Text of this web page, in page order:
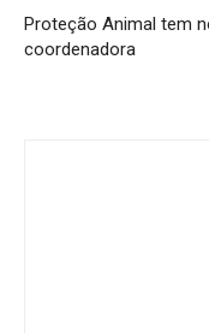
Proteção Animal tem
coordenadora